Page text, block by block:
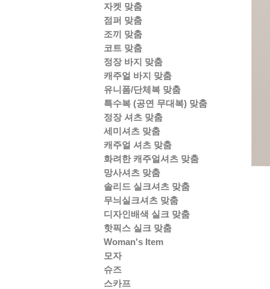
자켓 맞춤
점퍼 맞춤
조끼 맞춤
코트 맞춤
정장 바지 맞춤
캐주얼 바지 맞춤
유니폼/단체복 맞춤
특수복 (공연 무대복) 맞춤
정장 셔츠 맞춤
세미셔츠 맞춤
캐주얼 셔츠 맞춤
화려한 캐주얼셔츠 맞춤
망사셔츠 맞춤
솔리드 실크셔츠 맞춤
무늬실크셔츠 맞춤
디자인배색 실크 맞춤
핫픽스 실크 맞춤
Woman's Item
모자
슈즈
스카프